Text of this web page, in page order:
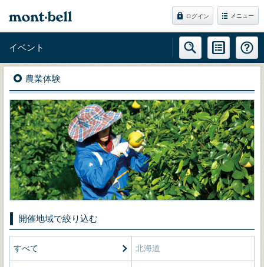
ログイン メニュー
イベント
農業体験
開催地域で絞り込む
すべて 北海道